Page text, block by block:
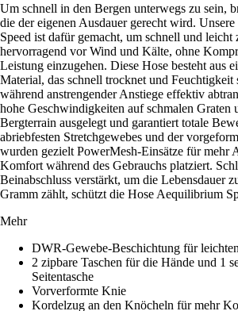
Um schnell in den Bergen unterwegs zu sein,
die der eigenen Ausdauer gerecht wird.
Speed ist dafür gemacht, um schnell und leicht
hervorragend vor Wind und Kälte, ohne
Leistung einzugehen. Diese Hose besteht aus
Material, das schnell trocknet und Feuchtigkeit
während anstrengender Anstiege effektiv
hohe Geschwindigkeiten auf schmalen Graten
Bergterrain ausgelegt und garantiert totale
abriebfesten Stretchgewebes und der
wurden gezielt PowerMesh-Einsätze für mehr
Komfort während des Gebrauchs platziert.
Beinabschluss verstärkt, um die Lebensdauer
Gramm zählt, schützt die Hose Aequilibrium
Mehr
DWR-Gewebe-Beschichtung für
2 zipbare Taschen für die Hände und 1
Seitentasche
Vorverformte Knie
Kordelzug an den Knöcheln für mehr